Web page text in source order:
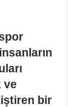
ve
bir